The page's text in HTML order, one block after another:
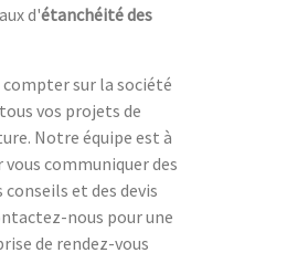
d'étanchéité des
compter sur la société
vos projets de
Notre équipe est à
communiquer des
et des devis
nous pour une
de rendez-vous